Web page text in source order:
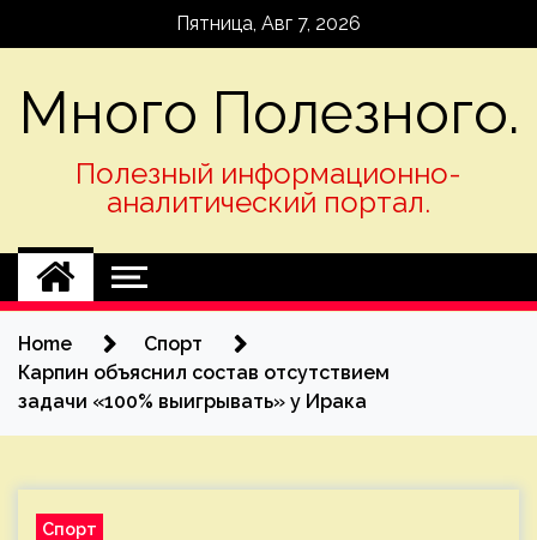
Пятница, Авг 7, 2026
Много Полезного.
Полезный информационно-
аналитический портал.
Home
Спорт
Карпин объяснил состав отсутствием
задачи «100% выигрывать» у Ирака
Спорт